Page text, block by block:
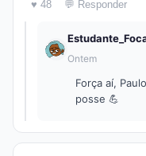
♥ 48 💬 Responder
Ontem
Força aí,
posse 💪